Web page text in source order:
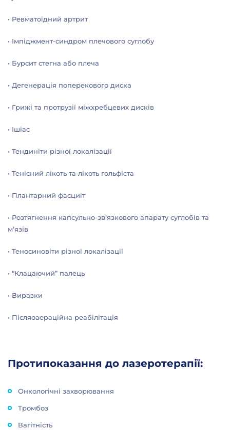
• Ревматоїдний артрит
• Імпіджмент-синдром плечового суглобу
• Бурсит стегна або плеча
• Дегенерація поперекового диска
• Грижі та протрузії міжхребцевих дисків
• Ішіас
• Тендиніти різної локалізації
• Тенісний лікоть та лікоть гольфіста
• Плантарний фасциіт
• Розтягнення капсульно-зв’язкового апарату суглобів та
м’язів
• Теносиновіти різної локалізації
• “Клацаючий” палець
• Виразки
• Післяоаераційна реабілітація
Протипоказання до лазеротерапії:
Онкологічні захворювання
Тромбоз
Вагітність